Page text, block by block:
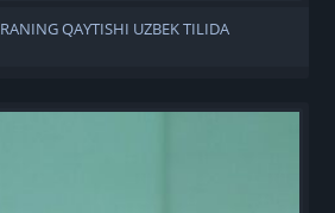
QAYTISHI UZBEK TILIDA